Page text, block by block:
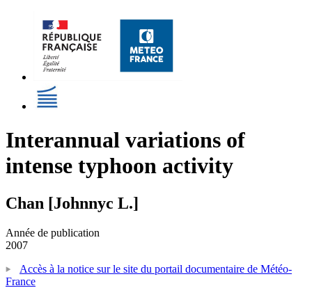
Interannual variations of
intense typhoon activity
Chan [Johnnyc L.]
Année de publication
2007
Accès à la notice sur le site du portail documentaire de Météo-
France